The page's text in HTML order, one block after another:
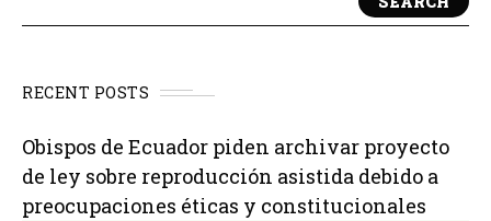
RECENT POSTS
Obispos de Ecuador piden archivar proyecto
de ley sobre reproducción asistida debido a
preocupaciones éticas y constitucionales